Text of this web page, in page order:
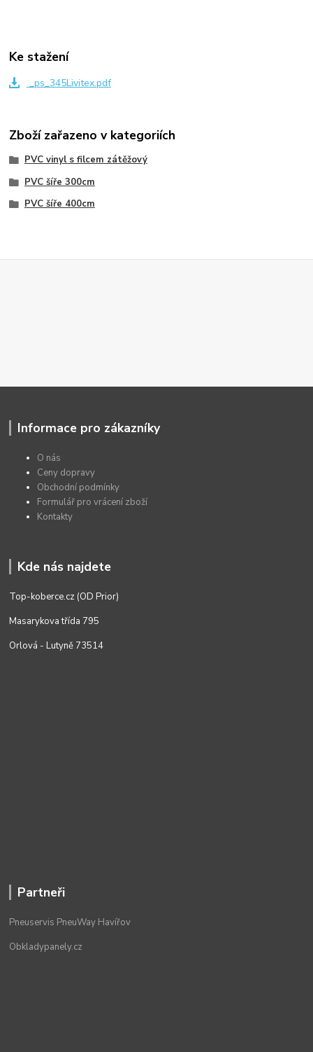
Ke stažení
_ps_345Livitex.pdf
Zboží zařazeno v kategoriích
PVC vinyl s filcem zátěžový
PVC šíře 300cm
PVC šíře 400cm
Informace pro zákazníky
O nás
Ceny dopravy
Obchodní podmínky
Formulář pro vrácení zboží
Kontakty
Kde nás najdete
Top-koberce.cz (OD Prior)
Masarykova třída 795
Orlová - Lutyně 73514
Partneři
Pneuservis PneuWay Havířov
Obkladypanely.cz